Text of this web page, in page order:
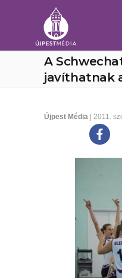
A
javíthatnak
Újpest Média | 2011.